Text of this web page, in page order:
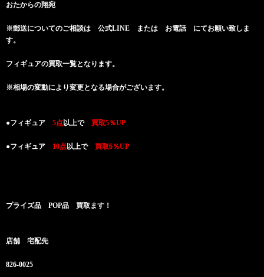
おたからの翔宛
※郵送についてのご相談は 公式LINE または お電話 にてお願い致しま
す。
フィギュアの買取一覧となります。
※相場の変動により変更となる場合がございます。
●フィギュア 5点以上で 買取5％UP
●フィギュア 10点以上で 買取6％UP
プライズ品 POP品 買取ます！
店舗 宅配先
826-0025